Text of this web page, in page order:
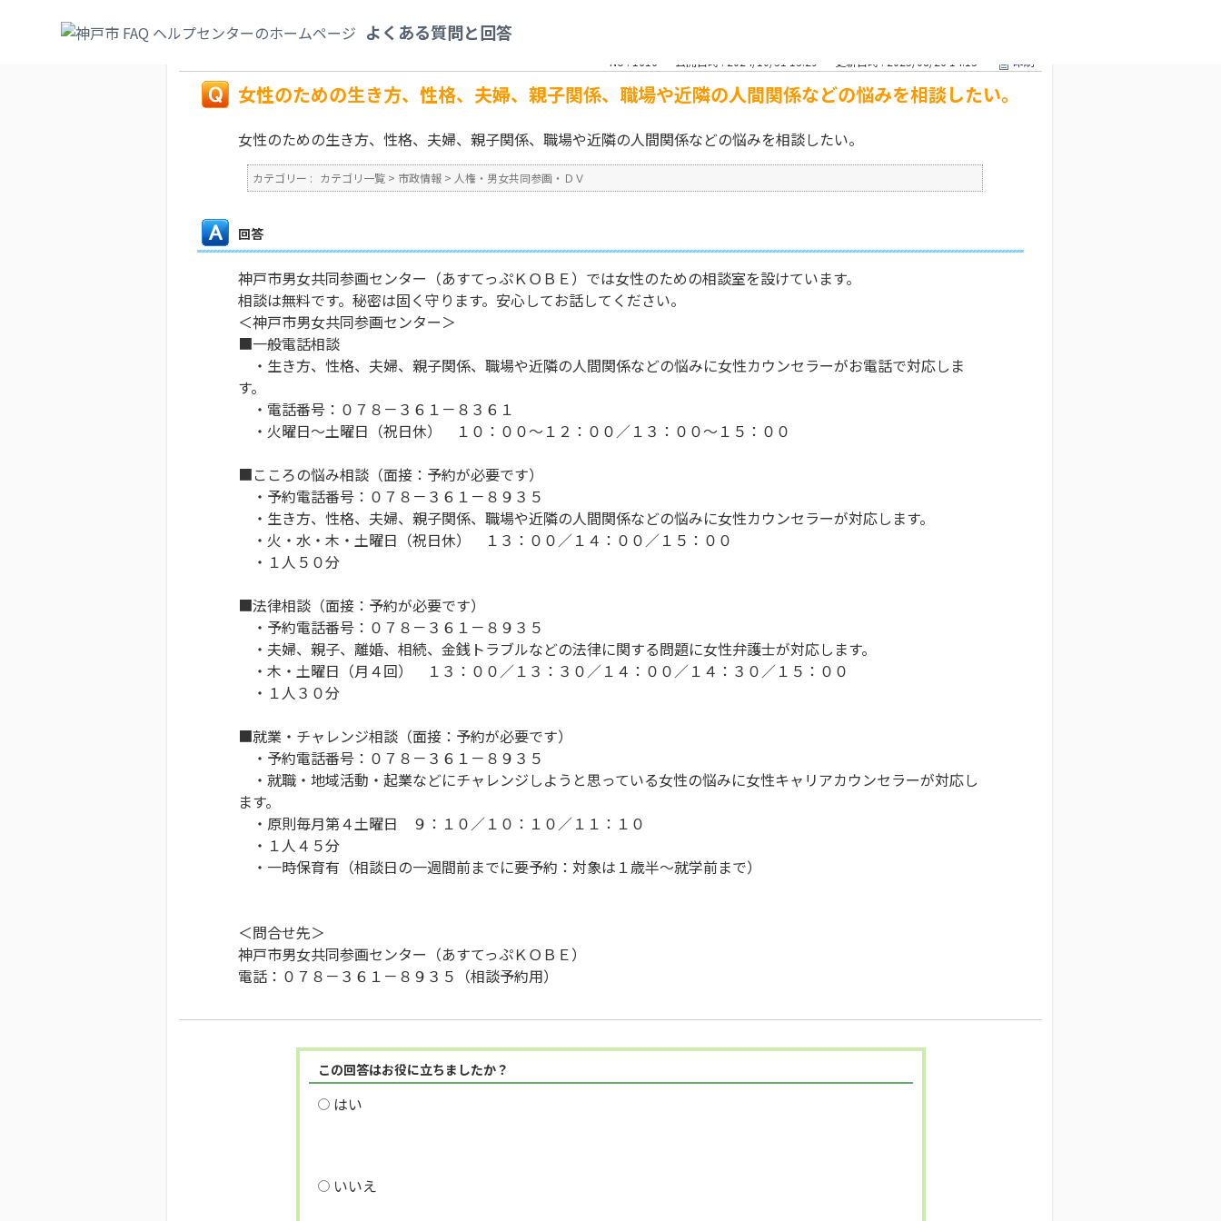
よくある質問と回答
相談したい。
No : 1616 公開日時 : 2024/10/31 13:29 更新日時 : 2025/08/26 14:13 印刷
女性のための生き方、性格、夫婦、親子関係、職場や近隣の人間関係などの悩みを相談したい。
女性のための生き方、性格、夫婦、親子関係、職場や近隣の人間関係などの悩みを相談したい。
カテゴリー : カテゴリ一覧 > 市政情報 > 人権・男女共同参画・ＤＶ
回答
神戸市男女共同参画センター（あすてっぷＫＯＢＥ）では女性のための相談室を設けています。
相談は無料です。秘密は固く守ります。安心してお話してください。
＜神戸市男女共同参画センター＞
■一般電話相談
・生き方、性格、夫婦、親子関係、職場や近隣の人間関係などの悩みに女性カウンセラーがお電話で対応しま
す。
・電話番号：０７８－３６１－８３６１
・火曜日～土曜日（祝日休） １０：００～１２：００／１３：００～１５：００
■こころの悩み相談（面接：予約が必要です）
・予約電話番号：０７８－３６１－８９３５
・生き方、性格、夫婦、親子関係、職場や近隣の人間関係などの悩みに女性カウンセラーが対応します。
・火・水・木・土曜日（祝日休） １３：００／１４：００／１５：００
・１人５０分
■法律相談（面接：予約が必要です）
・予約電話番号：０７８－３６１－８９３５
・夫婦、親子、離婚、相続、金銭トラブルなどの法律に関する問題に女性弁護士が対応します。
・木・土曜日（月４回） １３：００／１３：３０／１４：００／１４：３０／１５：００
・１人３０分
■就業・チャレンジ相談（面接：予約が必要です）
・予約電話番号：０７８－３６１－８９３５
・就職・地域活動・起業などにチャレンジしようと思っている女性の悩みに女性キャリアカウンセラーが対応し
ます。
・原則毎月第４土曜日 ９：１０／１０：１０／１１：１０
・１人４５分
・一時保育有（相談日の一週間前までに要予約：対象は１歳半～就学前まで）
＜問合せ先＞
神戸市男女共同参画センター（あすてっぷＫＯＢＥ）
電話：０７８－３６１－８９３５（相談予約用）
この回答はお役に立ちましたか？
はい
いいえ